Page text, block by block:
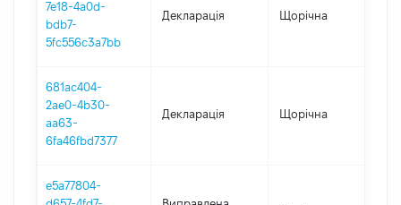
7e18-4a0d-
bdb7-
5fc556c3a7bb
Декларація Щорічна
681ac404-
2ae0-4b30-
aa63-
6fa46fbd7377
Декларація Щорічна
e5a77804-